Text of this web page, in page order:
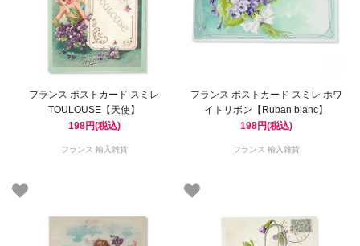
フランス ポストカード スミレ
TOULOUSE【天使】
198円(税込)
フランス 輸入雑貨
フランス ポストカード スミレ ホワ
イトリボン【Ruban blanc】
198円(税込)
フランス 輸入雑貨